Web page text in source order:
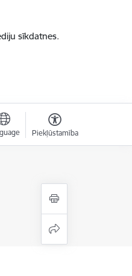
sīkdatnes.
Piekļūstamība